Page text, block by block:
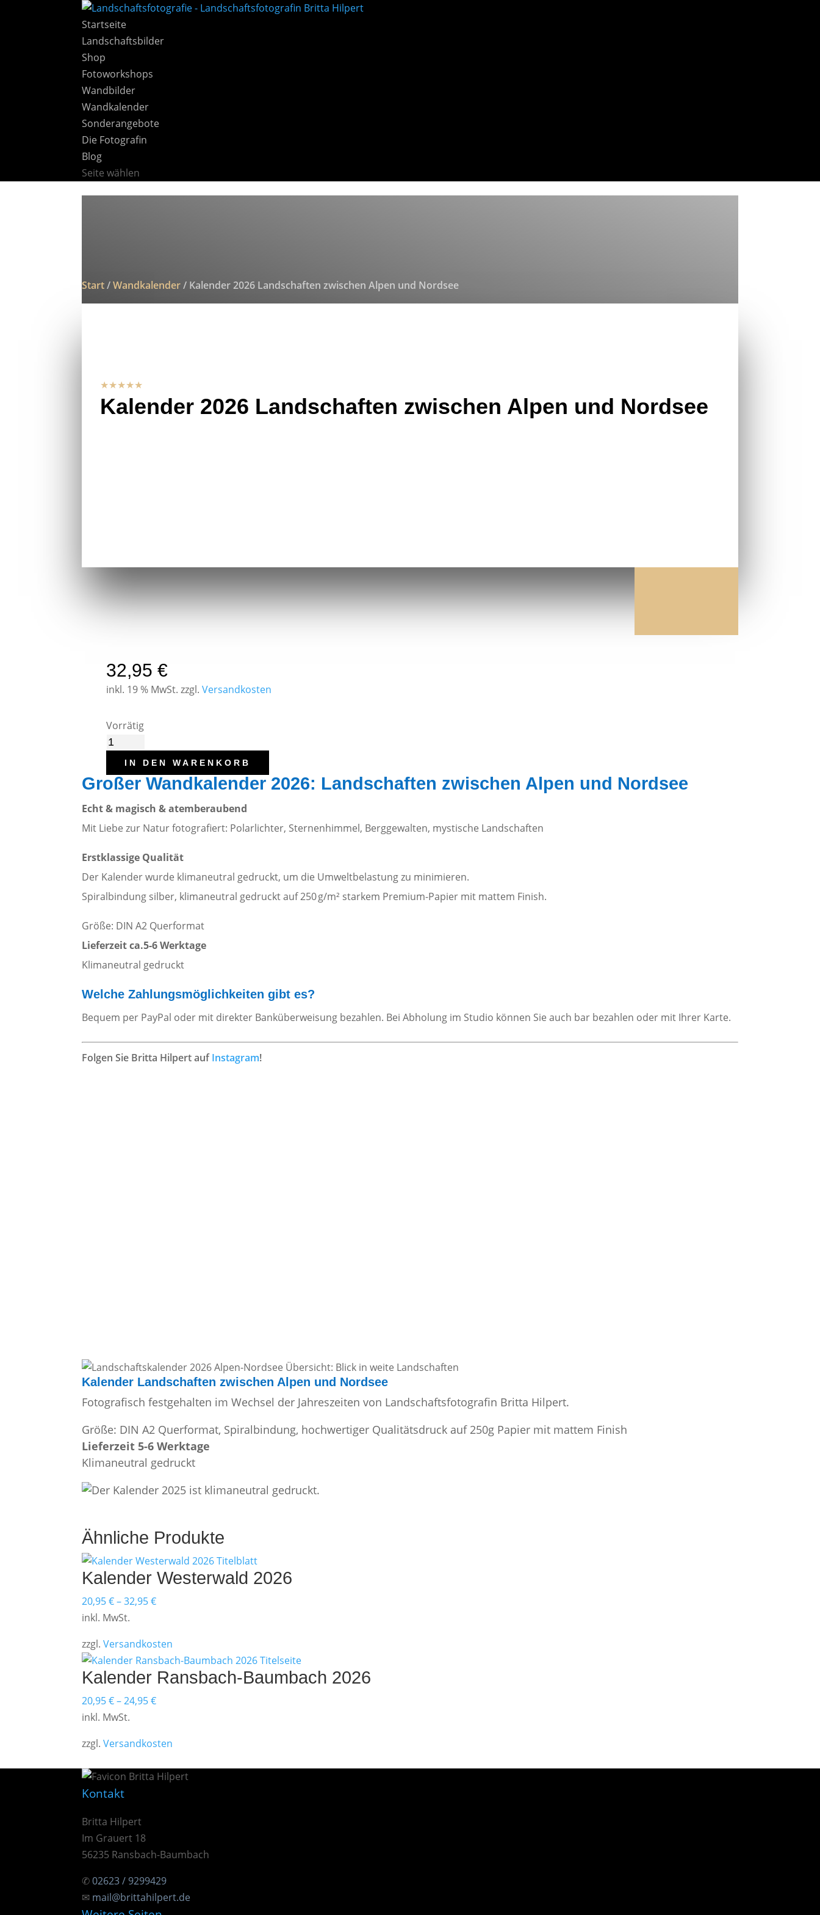
Startseite
Landschaftsbilder
Shop
Fotoworkshops
Wandbilder
Wandkalender
Sonderangebote
Die Fotografin
Blog
Seite wählen
Start/Wandkalender/ Kalender 2026 Landschaften zwischen Alpen und Nordsee
★★★★★
Kalender 2026 Landschaften zwischen Alpen und Nordsee
32,95€
inkl. 19 % MwSt. zzgl.Versandkosten
Vorrätig
Kalender
2026
Landschaften
zwischen
Alpen
und
Menge
IN DEN WARENKORB
Großer Wandkalender 2026: Landschaften zwischen Alpen und Nordsee
Echt & magisch & atemberaubend
Mit Liebe zur Natur fotografiert: Polarlichter, Sternenhimmel, Berggewalten, mystische Landschaften
Erstklassige Qualität
Der Kalender wurde klimaneutral gedruckt, um die Umweltbelastung zu minimieren.
Spiralbindung silber, klimaneutral gedruckt auf 250 g/m² starkem Premium-Papier mit mattem Finish.
Größe: DIN A2 Querformat
Lieferzeit ca.5-6 Werktage
Klimaneutral gedruckt
Welche Zahlungsmöglichkeiten gibt es?
Bequem per PayPal oder mit direkter Banküberweisung bezahlen. Bei Abholung im Studio können Sie auch bar bezahlen oder mit Ihrer Karte.
Folgen Sie Britta Hilpert aufInstagram!
Kalender Landschaften zwischen Alpen und Nordsee
Fotografisch festgehalten im Wechsel der Jahreszeiten von Landschaftsfotografin Britta Hilpert.
Größe: DIN A2 Querformat, Spiralbindung, hochwertiger Qualitätsdruck auf 250g Papier mit mattem Finish
Lieferzeit 5-6 Werktage
Klimaneutral gedruckt
Ähnliche Produkte
Kalender Westerwald 2026
20,95€–32,95€
inkl. MwSt.
zzgl.Versandkosten
Kalender Ransbach-Baumbach 2026
20,95€–24,95€
inkl. MwSt.
zzgl.Versandkosten
Kontakt
Britta Hilpert
Im Grauert 18
56235 Ransbach-Baumbach
✆02623 / 9299429
✉ mail@brittahilpert.de